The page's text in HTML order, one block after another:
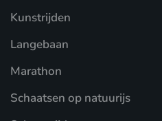
Kunstrijden
Langebaan
Marathon
Schaatsen op natuurijs